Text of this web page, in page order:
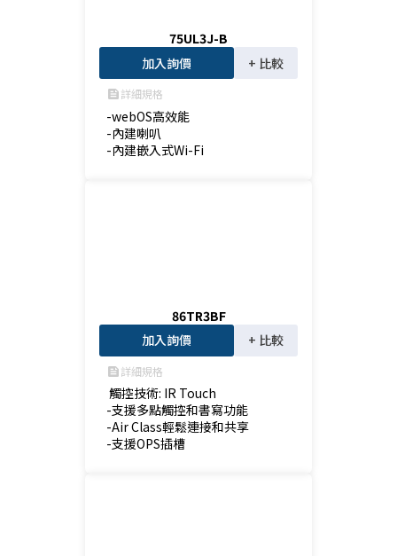
75UL3J-B
加入詢價
+ 比較
feed詳細規格
-webOS高效能
-內建喇叭
-內建嵌入式Wi-Fi
86TR3BF
加入詢價
+ 比較
feed詳細規格
觸控技術: IR Touch
-支援多點觸控和書寫功能
-Air Class輕鬆連接和共享
-支援OPS插槽